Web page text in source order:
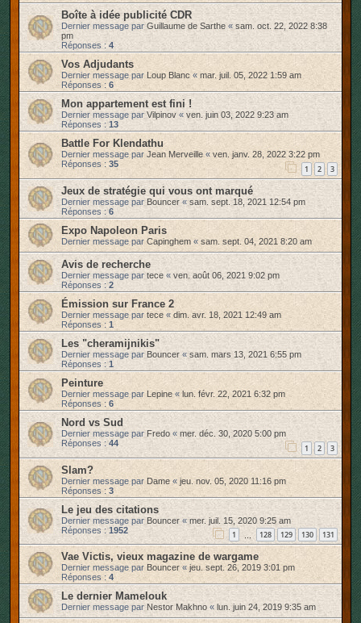
Boîte à idée publicité CDR
Dernier message parGuillaume de Sarthe « sam. oct. 22, 2022 8:38
pm
Réponses : 4
Vos Adjudants
Dernier message par Loup Blanc « mar. juil. 05, 2022 1:59 am
Réponses : 6
Mon appartement est fini !
Dernier message parVilpinov « ven. juin 03, 2022 9:23 am
Réponses : 13
Battle For Klendathu
Dernier message par Jean Merveille « ven. janv. 28, 2022 3:22 pm
Réponses : 35 1 2 3
Jeux de stratégie qui vous ont marqué
Dernier message parBouncer «sam. sept. 18, 2021 12:54 pm
Réponses : 6
Expo Napoleon Paris
Dernier message par Capinghem «sam. sept. 04, 2021 8:20 am
Avis de recherche
Dernier message partece « ven. août 06, 2021 9:02 pm
Réponses : 2
Émission sur France 2
Dernier message par tece «dim. avr. 18, 2021 12:49 am
Réponses : 1
Les "cheramijnikis"
Dernier message parBouncer «sam. mars 13, 2021 6:55 pm
Réponses : 1
Peinture
Dernier message par Lepine«lun. févr. 22, 2021 6:32 pm
Réponses : 6
Nord vs Sud
Dernier message parFredo « mer. déc. 30, 2020 5:00 pm
Réponses : 44 1 2 3
Slam?
Dernier message par Dame« jeu. nov. 05, 2020 11:16 pm
Réponses : 3
Le jeu des citations
Dernier message parBouncer «mer. juil. 15, 2020 9:25 am
Réponses : 1952 1 128 129 130 131
Vae Victis, vieux magazine de wargame
Dernier message par Bouncer« jeu. sept. 26, 2019 3:01 pm
Réponses : 4
Le dernier Mamelouk
Dernier message parNestor Makhno « lun. juin 24, 2019 9:35 am